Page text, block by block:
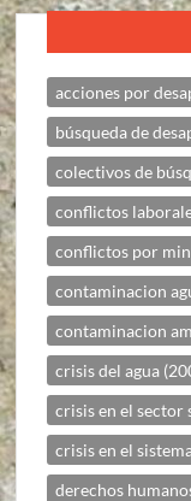
acciones por
búsqueda de
colectivos de
conflictos
conflictos por
contaminacion
contaminacion
crisis del agua
crisis en el sector
crisis en el
derechos